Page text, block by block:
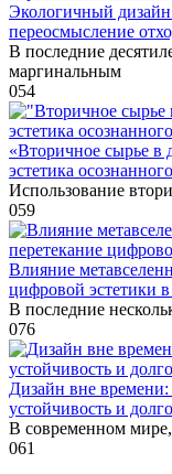
Экологичный
переосмысление
В последние
маргинальным
054
«Вторичное сырье в
эстетика
Использование
059
Влияние
цифровой эстетики
В последние
076
Дизайн вне
устойчивость и
В современном мире,
061